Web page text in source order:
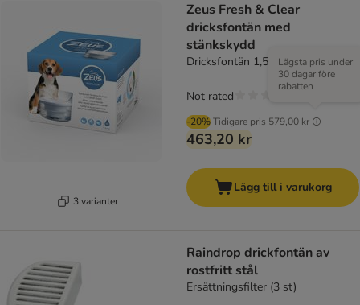
3 varianter
Zeus Fresh & Clear
dricksfontän med
stänkskydd
Dricksfontän 1,5 liter
-20%Tidigare pris 579,00 kr
Lägsta pris under
30 dagar före
rabatten
463,20 kr
Not rated
Lägg till i varukorg
Raindrop drickfontän av
rostfritt stål
Ersättningsfilter (3 st)